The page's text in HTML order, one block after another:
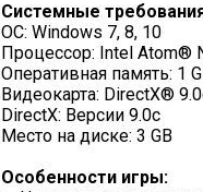
Системные
ОС: Windows 7, 8, 10
Процессор: Intel Atom®
Оперативная память: 1
Видеокарта: DirectX®
DirectX: Версии 9.0c
Место на диске: 3 GB
Особенности игры: